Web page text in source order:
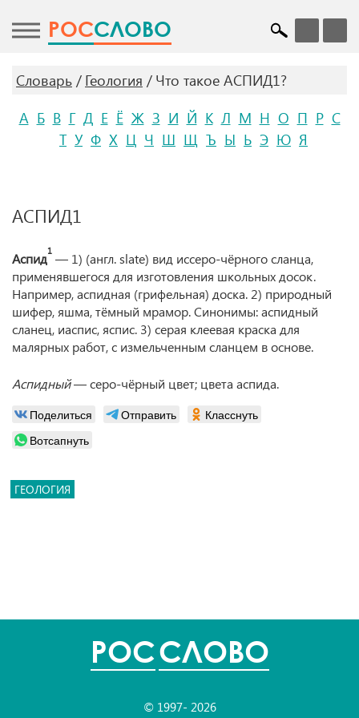
POCСЛОВО
Словарь Геология
Что такое АСПИД1?
А Б В Г Д Е Ё Ж З И Й К Л М Н О П Р С
Т У Ф Х Ц Ч Ш Щ Ъ Ы Ь Э Ю Я
АСПИД1
Аспид1 — 1) (англ. slate) вид иссеро-чёрного сланца,
применявшегося для изготовления школьных досок.
Например, аспидная (грифельная) доска. 2) природный
шифер, яшма, тёмный мрамор. Синонимы: аспидный
сланец, иаспис, яспис. 3) серая клеевая краска для
малярных работ, с измельченным сланцем в основе.
Аспидный— серо-чёрный цвет; цвета аспида.
Поделиться Отправить
Класснуть
Вотсапнуть
ГЕОЛОГИЯ
POCСЛОВО
© 1997- 2026